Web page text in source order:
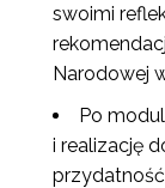
swoimi
Narodowej
Po
i realizację